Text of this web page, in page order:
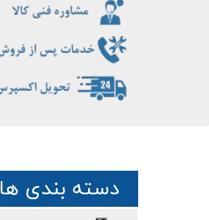
دسته بندی ها